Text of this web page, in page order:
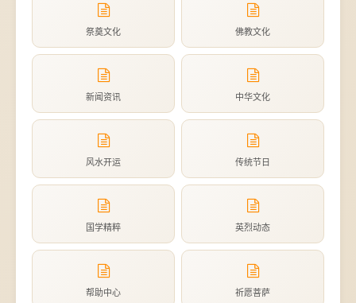
祭奠文化 佛教文化
新闻资讯 中华文化
风水开运 传统节日
国学精粹 英烈动态
帮助中心 祈愿菩萨